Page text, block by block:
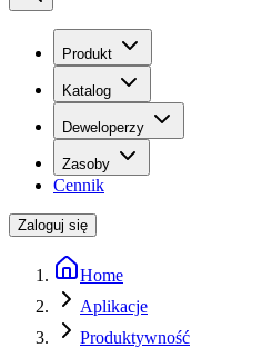
Produkt
Katalog
Deweloperzy
Zasoby
Cennik
Zaloguj się
Home
Aplikacje
Produktywność